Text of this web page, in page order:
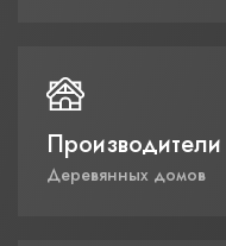
Производители
Деревянных домов